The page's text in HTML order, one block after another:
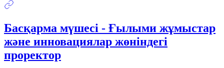
Басқарма мүшесі - Ғылыми жұмыстар
және инновациялар жөніндегі
проректор